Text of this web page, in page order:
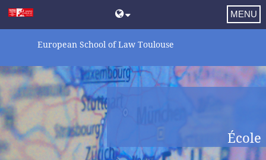
European School of Law Toulouse
MENU
École